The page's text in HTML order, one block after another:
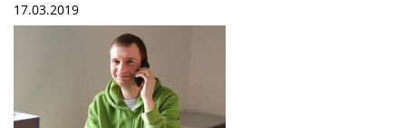
17.03.2019